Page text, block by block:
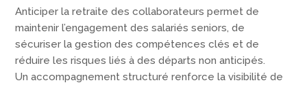
Anticiper la retraite des collaborateurs permet de
maintenir l’engagement des salariés seniors, de
sécuriser la gestion des compétences clés et de
réduire les risques liés à des départs non anticipés.
Un accompagnement structuré renforce la visibilité de